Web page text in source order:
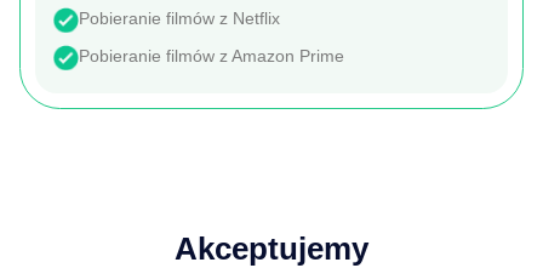
Pobieranie filmów z Netflix
Pobieranie filmów z Amazon Prime
Akceptujemy